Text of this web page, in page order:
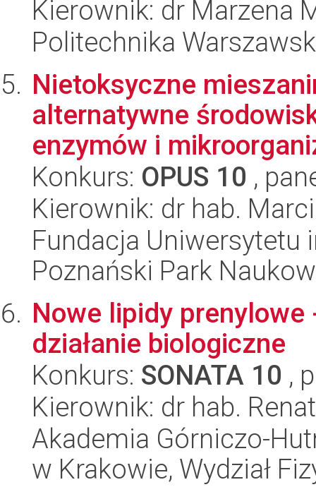
Kierownik: dr Marzena
Politechnika
Nietoksyczne
alternatywne
enzymów i
Konkurs: OPUS 10 ,
Kierownik: dr hab.
Fundacja Uniwersytetu
Poznański Park
Nowe lipidy
działanie biologiczne
Konkurs: SONATA 10 ,
Kierownik: dr hab.
Akademia Górniczo-
w Krakowie, Wydział